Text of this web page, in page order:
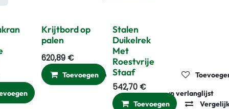
Toevoegen aan verlanglijst
Toevoegen aan verlanglijst
Krijtbord op
palen
620,89€
Toevoegen Vergelijken
Stalen
Duikelrek
Met
Roestvrije
Staaf
542,70€
Toevoegen